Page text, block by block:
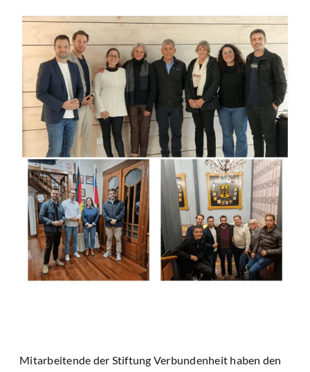
Mitarbeitende der Stiftung Verbundenheit haben den